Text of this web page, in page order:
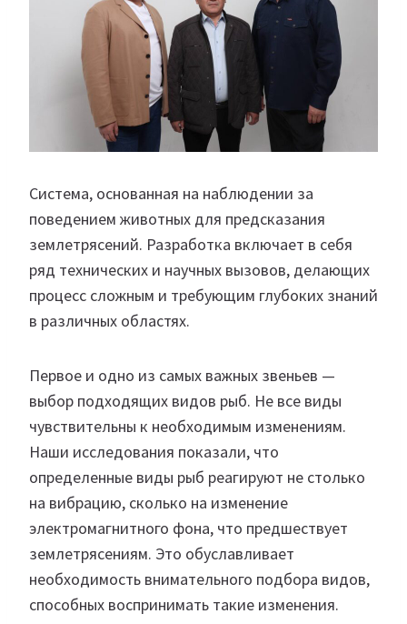
Система, основанная на наблюдении за
поведением животных для предсказания
землетрясений. Разработка включает в себя
ряд технических и научных вызовов, делающих
процесс сложным и требующим глубоких знаний
в различных областях.
Первое и одно из самых важных звеньев —
выбор подходящих видов рыб. Не все виды
чувствительны к необходимым изменениям.
Наши исследования показали, что
определенные виды рыб реагируют не столько
на вибрацию, сколько на изменение
электромагнитного фона, что предшествует
землетрясениям. Это обуславливает
необходимость внимательного подбора видов,
способных воспринимать такие изменения.